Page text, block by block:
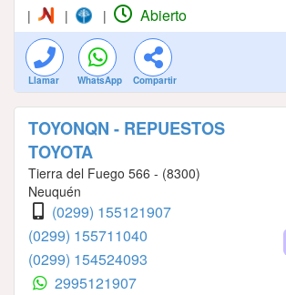
| | | Abierto
Llamar WhatsApp Compartir
TOYONQN - REPUESTOS
TOYOTA
Tierra del Fuego 566 - (8300)
Neuquén
(0299) 155121907
(0299) 155711040
(0299) 154524093
2995121907